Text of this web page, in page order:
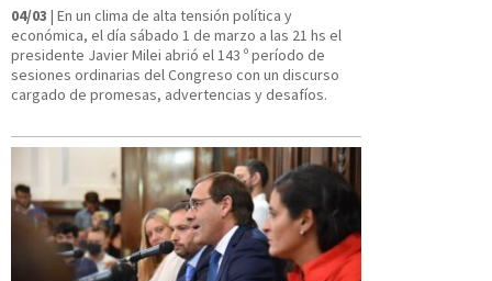
04/03 | En un clima de alta tensión política y
económica, el día sábado 1 de marzo a las 21 hs el
presidente Javier Milei abrió el 143 º período de
sesiones ordinarias del Congreso con un discurso
cargado de promesas, advertencias y desafíos.